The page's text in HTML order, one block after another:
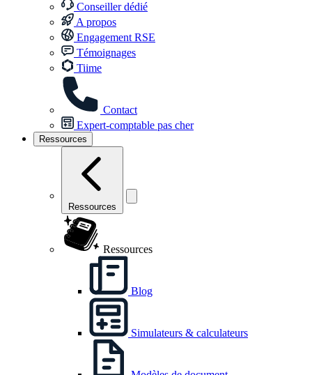
Conseiller dédié
A propos
Engagement RSE
Témoignages
Tiime
Contact
Expert-comptable pas cher
Ressources
Ressources
Ressources
Blog
Simulateurs & calculateurs